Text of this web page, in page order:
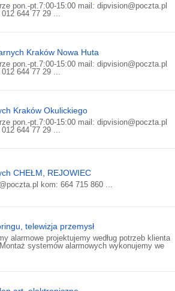
pon.-pt.7:00-15:00 mail: dipvision@poczta.pl
644 77 29 ...
Kraków Nowa Huta
pon.-pt.7:00-15:00 mail: dipvision@poczta.pl
644 77 29 ...
Kraków Okulickiego
pon.-pt.7:00-15:00 mail: dipvision@poczta.pl
644 77 29 ...
CHEŁM, REJOWIEC
kom: 664 715 860 ...
telewizja przemysł
alarmowe projektujemy według potrzeb klienta
systemów alarmowych wykonujemy we